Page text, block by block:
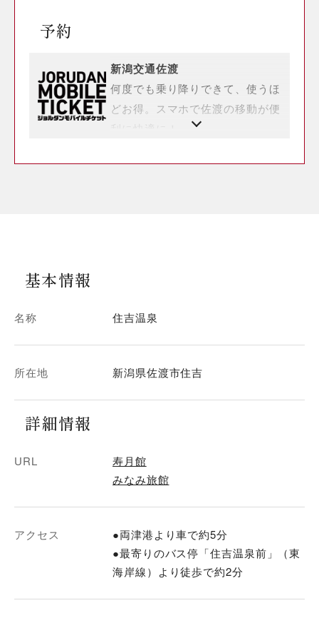
予約
新潟交通佐渡
何度でも乗り降りできて、使うほ
どお得。スマホで佐渡の移動が便
基本情報
名称 住吉温泉
所在地 新潟県佐渡市住吉
詳細情報
URL
寿月館
みなみ旅館
アクセス
●両津港より車で約5分
●最寄りのバス停「住吉温泉前」（東
海岸線）より徒歩で約2分